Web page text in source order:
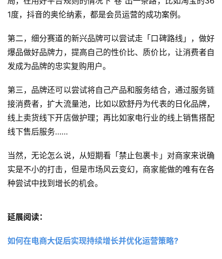
1度，抖音的奥伦纳素，都是会员运营的成功案例。
第二，细分赛道的新兴品牌可以尝试走「口碑路线」，做好
爆品做好品牌力，提高自己的性价比、质价比，让消费者自
发成为品牌的忠实复购用户。
第三，品牌还可以尝试将自己产品和服务结合，通过服务链
接消费者，扩大流量池，比如以欧舒丹为代表的日化品牌，
线上卖货线下开店做护理；再比如家电行业的线上销售搭配
线下售后服务……
当然，无论怎么说，从短期看「禁止包裹卡」对商家来说确
实是不小的打击，但是市场风云变幻，商家能做的唯有在各
种尝试中找到增长的机会。
延展阅读：
如何在电商大促后实现持续增长并优化运营策略?